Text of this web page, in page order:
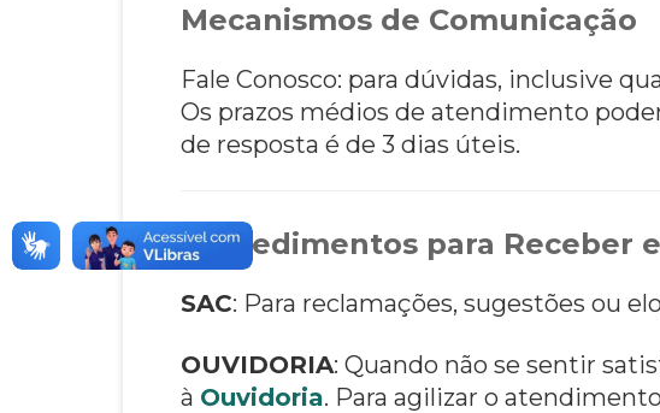
Mecanismos de Comunicação
Fale Conosco: para dúvidas, inclusive
Os prazos médios de atendimento
de resposta é de 3 dias úteis.
Procedimentos para Receber
SAC: Para reclamações, sugestões ou
OUVIDORIA: Quando não se sentir
à Ouvidoria. Para agilizar o